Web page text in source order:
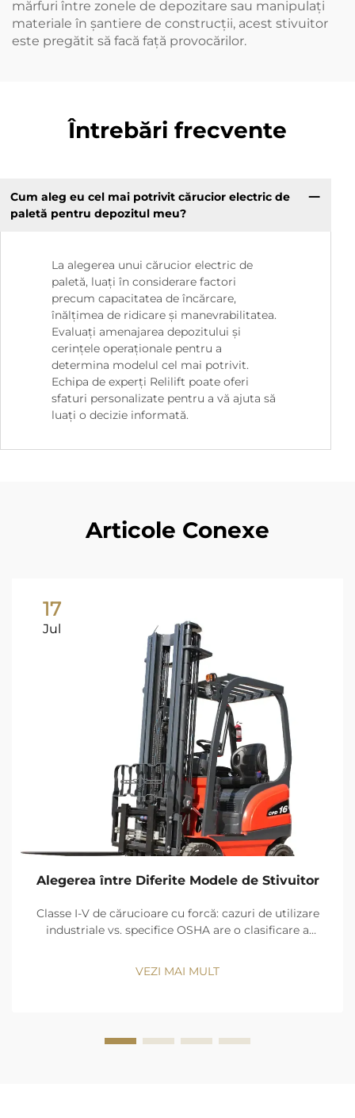
mărfuri între zonele de depozitare sau manipulați
materiale în șantiere de construcții, acest stivuitor
este pregătit să facă față provocărilor.
Întrebări frecvente
Cum aleg eu cel mai potrivit cărucior electric de
paletă pentru depozitul meu?
La alegerea unui cărucior electric de
paletă, luați în considerare factori
precum capacitatea de încărcare,
înălțimea de ridicare și manevrabilitatea.
Evaluați amenajarea depozitului și
cerințele operaționale pentru a
determina modelul cel mai potrivit.
Echipa de experți Relilift poate oferi
sfaturi personalizate pentru a vă ajuta să
luați o decizie informată.
Articole Conexe
17
Jul
Alegerea între Diferite Modele de Stivuitor
Classe I-V de cărucioare cu forcă: cazuri de utilizare
industriale vs. specifice OSHA are o clasificare a
precizia de mişcare păstra Clasa I (camion cu şofer
VEZI MAI MULT